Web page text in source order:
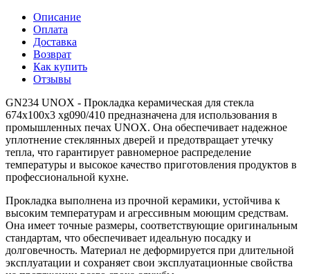
Описание
Оплата
Доставка
Возврат
Как купить
Отзывы
GN234 UNOX - Прокладка керамическая для стекла
674x100x3 xg090/410 предназначена для использования в
промышленных печах UNOX. Она обеспечивает надежное
уплотнение стеклянных дверей и предотвращает утечку
тепла, что гарантирует равномерное распределение
температуры и высокое качество приготовления продуктов в
профессиональной кухне.
Прокладка выполнена из прочной керамики, устойчива к
высоким температурам и агрессивным моющим средствам.
Она имеет точные размеры, соответствующие оригинальным
стандартам, что обеспечивает идеальную посадку и
долговечность. Материал не деформируется при длительной
эксплуатации и сохраняет свои эксплуатационные свойства